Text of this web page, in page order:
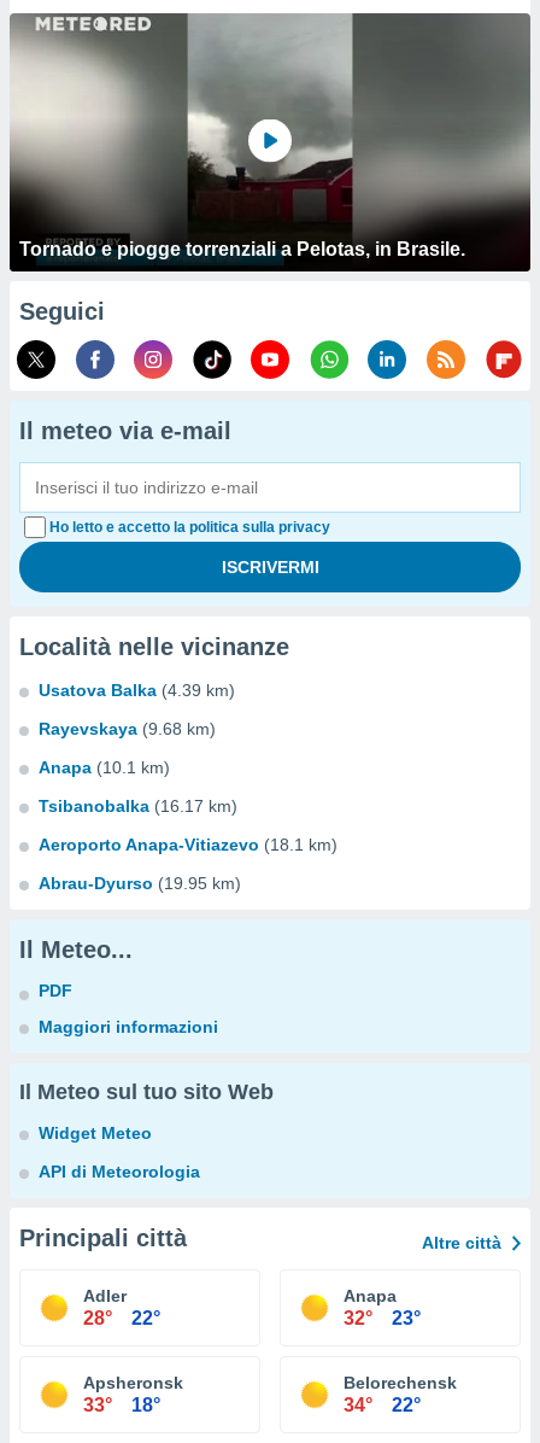
Tornado e piogge torrenziali a Pelotas, in Brasile.
Seguici
Il meteo via e-mail
Ho letto e accetto la politica sulla privacy
Località nelle vicinanze
Usatova Balka (4.39 km)
Rayevskaya (9.68 km)
Anapa (10.1 km)
Tsibanobalka (16.17 km)
Aeroporto Anapa-Vitiazevo (18.1 km)
Abrau-Dyurso (19.95 km)
Il Meteo...
PDF
Maggiori informazioni
Il Meteo sul tuo sito Web
Widget Meteo
API di Meteorologia
Principali città Altre città
Adler
28° 22°
Anapa
32° 23°
Apsheronsk
33° 18°
Belorechensk
34° 22°